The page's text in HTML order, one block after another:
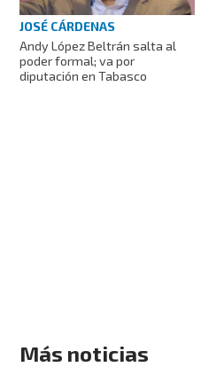
JOSÉ CÁRDENAS
Andy López Beltrán salta al
poder formal; va por
diputación en Tabasco
Más noticias